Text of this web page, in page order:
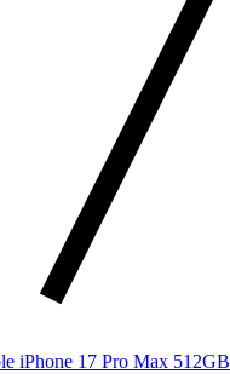
iPhone 17 Pro Max 512GB